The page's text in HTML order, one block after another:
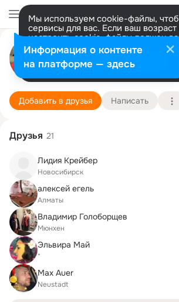
Мы используем cookie-файлы,
сервисы для вас. Если ваш возраст
настроить cookie-файлы должен
представитель. Больше
Разрешить все Настроить
Александр Бергер
Швейнфурт 15 февраля
Подробнее
Добавить в друзья Написать
Друзья 21
Лидия Крейбер
Новосибирск
алексей егель
Алматы
Владимир Голоборщев
Мюнхен
Эльвира Май
*
Max Auer
Neustadt
Информация о контенте
на платформе — здесь